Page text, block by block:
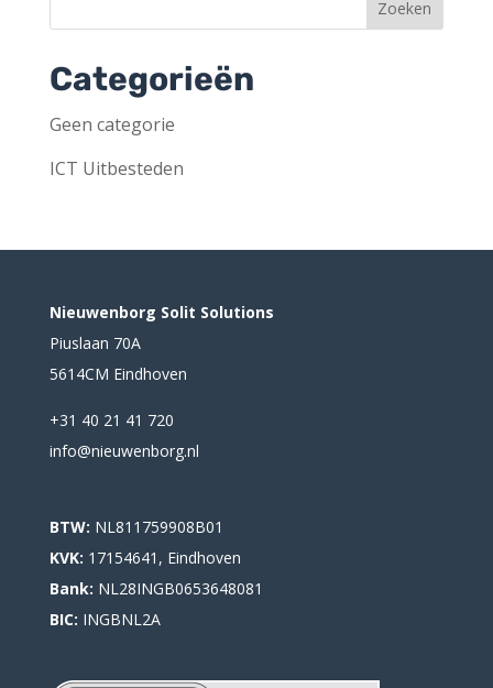
Categorieën
Geen categorie
ICT Uitbesteden
Nieuwenborg Solit Solutions
Piuslaan 70A
5614CM Eindhoven
+31 40 21 41 720
info@nieuwenborg.nl
BTW: NL811759908B01
KVK: 17154641, Eindhoven
Bank: NL28INGB0653648081
BIC: INGBNL2A